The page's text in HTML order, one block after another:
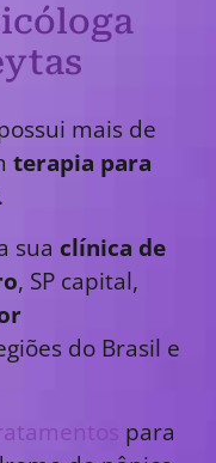
mais de
terapia para
.
sua clínica de
, SP capital,
do Brasil e
para